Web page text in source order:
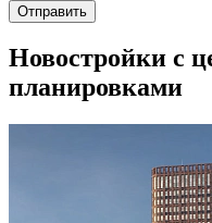
Новостройки с
планировками